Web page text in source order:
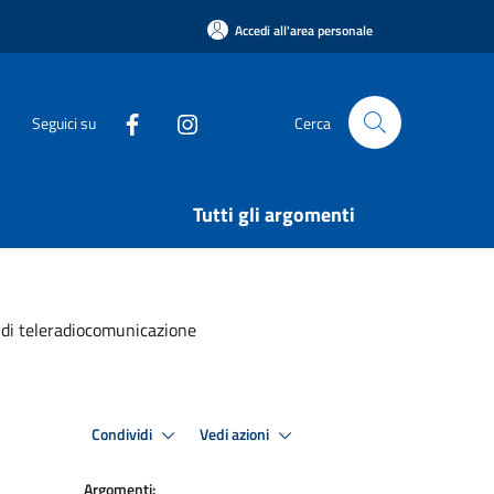
Accedi all'area personale
Seguici su Cerca
Tutti gli argomenti
teleradiocomunicazione
Condividi Vedi azioni
Argomenti: